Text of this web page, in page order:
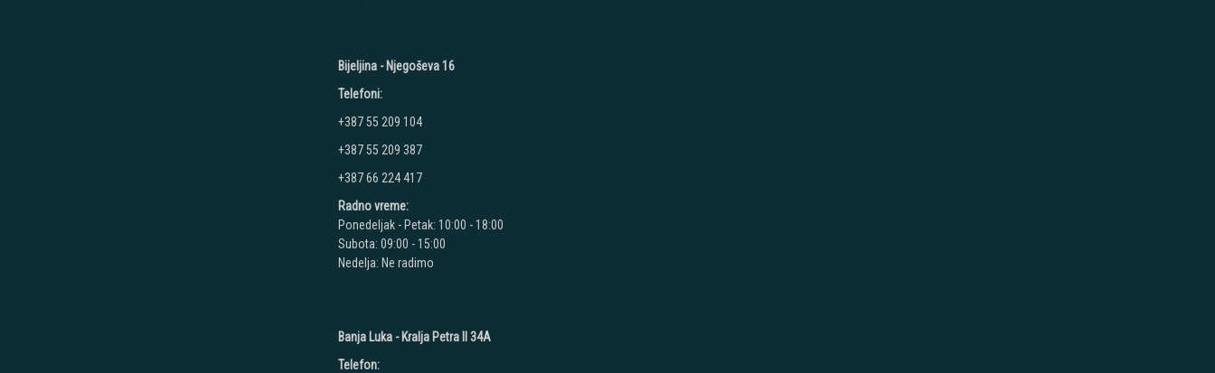
Bijeljina - Njegoševa 16
Telefoni:
+387 55 209 104
+387 55 209 387
+387 66 224 417
Radno vreme:
Ponedeljak - Petak: 10:00 - 18:00
Subota: 09:00 - 15:00
Nedelja: Ne radimo
Banja Luka - Kralja Petra II 34A
Telefon: